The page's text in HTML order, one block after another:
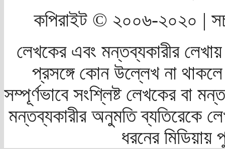
কপিরাইট © ২০০৬-২০২০ |
লেখকের এবং মন্তব্যকারীর
প্রসঙ্গে কোন উল্লেখ না
সম্পূর্ণভাবে সংশ্লিষ্ট লেখকের বা
মন্তব্যকারীর অনুমতি ব্যতিরেকে
ধরনের মিডিয়ায়